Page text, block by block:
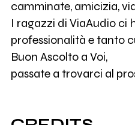
camminate, amicizia,
I ragazzi di ViaAudio ci
professionalità e tanto
Buon Ascolto a Voi,
passate a trovarci al